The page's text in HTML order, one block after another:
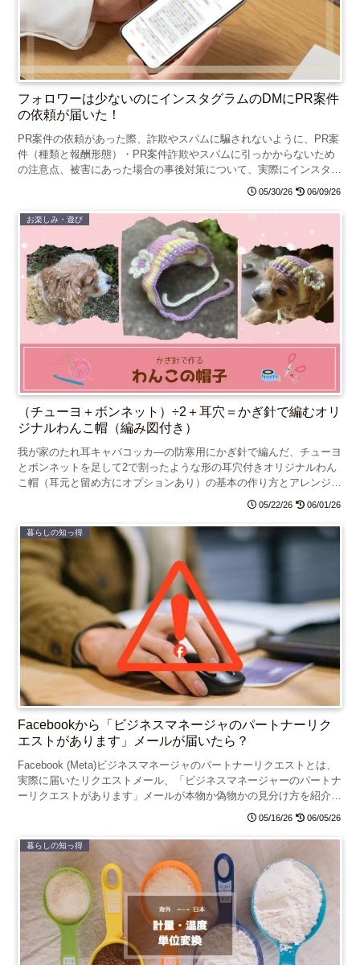
フォロワーは少ないのにインスタグラムのDMにPR案件
の依頼が届いた！
PR案件の依頼があった際、詐欺やスパムに騙されないように、PR案
件（種類と報酬形態）・PR案件詐欺やスパムに引っかからないため
の注意点、被害にあった場合の事後対策について、実際にインスタグ
ラムに届いた怪しいスカウトDMを例に挙げて紹介します。
05/30/26 06/09/26
お楽しみ・遊び
（チューヨ＋ボンネット）÷2＋耳穴＝かぎ針で編むオリ
ジナルわんこ帽（編み図付き）
我が家のたれ耳キャバコッカ―の防寒用にかぎ針で編んだ、チューヨ
とボンネットを足して2で割ったような形の耳穴付きオリジナルわん
こ帽（耳元と留め方にオプションあり）の基本の作り方とアレンジ例
05/22/26 06/01/26
暮らしの知っ得
Facebookから「ビジネスマネージャのパートナーリク
エストがあります」メールが届いたら？
Facebook (Meta)ビジネスマネージャのパートナーリクエストとは、
実際に届いたリクエストメール、「ビジネスマネージャーのパートナ
ーリクエストがあります」メールが本物か偽物かの見分け方を紹介し
05/16/26 06/05/26
暮らしの知っ得